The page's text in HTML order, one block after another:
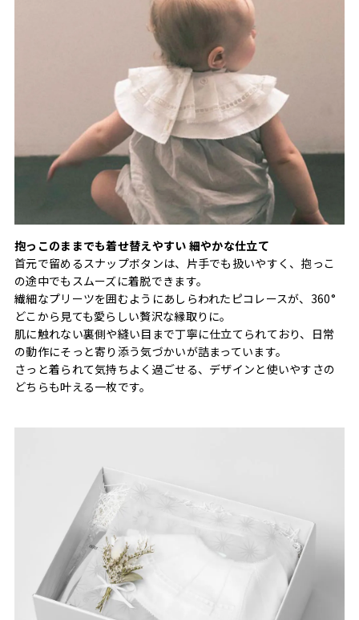
抱っこのままでも着せ替えやすい 細やかな仕立て
首元で留めるスナップボタンは、片手でも扱いやすく、抱っこ
の途中でもスムーズに着脱できます。
繊細なプリーツを囲むようにあしらわれたピコレースが、360°
どこから見ても愛らしい贅沢な縁取りに。
肌に触れない裏側や縫い目まで丁寧に仕立てられており、日常
の動作にそっと寄り添う気づかいが詰まっています。
さっと着られて気持ちよく過ごせる、デザインと使いやすさの
どちらも叶える一枚です。